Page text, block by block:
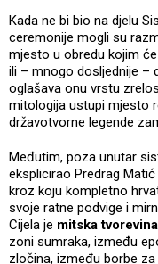
Kada ne bi bio na djelu
ceremonije mogli su
mjesto u obredu kojim
ili – mnogo dosljednije –
oglašava onu vrstu
mitologija ustupi mjesto
državotvorne legende
Međutim, poza unutar
eksplicirao Predrag
kroz koju kompletno
svoje ratne podvige i
Cijela je mitska tvorevina
zoni sumraka, između
zločina, između borbe